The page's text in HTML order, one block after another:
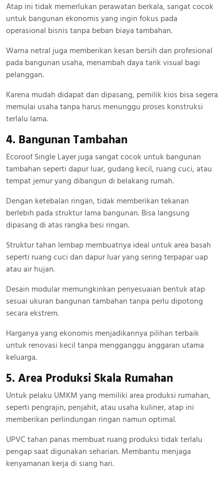
Atap ini tidak memerlukan perawatan berkala, sangat cocok
untuk bangunan ekonomis yang ingin fokus pada
operasional bisnis tanpa beban biaya tambahan.
Warna netral juga memberikan kesan bersih dan profesional
pada bangunan usaha, menambah daya tarik visual bagi
pelanggan.
Karena mudah didapat dan dipasang, pemilik kios bisa segera
memulai usaha tanpa harus menunggu proses konstruksi
terlalu lama.
4. Bangunan Tambahan
Ecoroof Single Layer juga sangat cocok untuk bangunan
tambahan seperti dapur luar, gudang kecil, ruang cuci, atau
tempat jemur yang dibangun di belakang rumah.
Dengan ketebalan ringan, tidak memberikan tekanan
berlebih pada struktur lama bangunan. Bisa langsung
dipasang di atas rangka besi ringan.
Struktur tahan lembap membuatnya ideal untuk area basah
seperti ruang cuci dan dapur luar yang sering terpapar uap
atau air hujan.
Desain modular memungkinkan penyesuaian bentuk atap
sesuai ukuran bangunan tambahan tanpa perlu dipotong
secara ekstrem.
Harganya yang ekonomis menjadikannya pilihan terbaik
untuk renovasi kecil tanpa mengganggu anggaran utama
keluarga.
5. Area Produksi Skala Rumahan
Untuk pelaku UMKM yang memiliki area produksi rumahan,
seperti pengrajin, penjahit, atau usaha kuliner, atap ini
memberikan perlindungan ringan namun optimal.
UPVC tahan panas membuat ruang produksi tidak terlalu
pengap saat digunakan seharian. Membantu menjaga
kenyamanan kerja di siang hari.